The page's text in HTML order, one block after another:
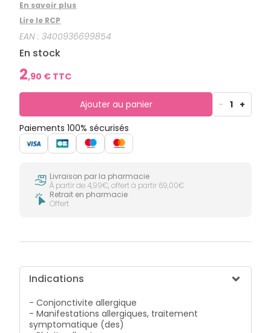
traitement des symptômes de l'urticaire chronique
(urticaire chronique idiopathique). Un avis médical
est recommandé pour l'urticaire chronique
En savoir plus
Lire le RCP
EAN :3400936699854
En stock
2,90 € TTC
Ajouter au panier - 1 +
Paiements 100% sécurisés
Livraison par la pharmacie
À partir de 4,99€, offert à partir 69,00€
Retrait en pharmacie
Offert
Indications
- Conjonctivite allergique
- Manifestations allergiques, traitement
symptomatique (des)